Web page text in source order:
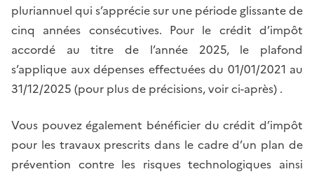
pluriannuel qui s’apprécie sur une période glissante de
cinq années consécutives. Pour le crédit d’impôt
accordé au titre de l’année 2025, le plafond
s’applique aux dépenses effectuées du 01/01/2021 au
31/12/2025 (pour plus de précisions, voir ci-après) .
Vous pouvez également bénéficier du crédit d’impôt
pour les travaux prescrits dans le cadre d’un plan de
prévention contre les risques technologiques ainsi